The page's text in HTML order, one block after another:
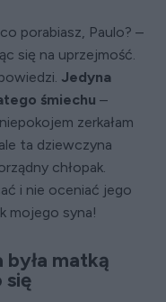
porabiasz, Paulo? –
się na uprzejmość.
Jedyna
śmiechu –
zerkałam
ta dziewczyna
chłopak.
i nie oceniać jego
mojego syna!
była matką
się